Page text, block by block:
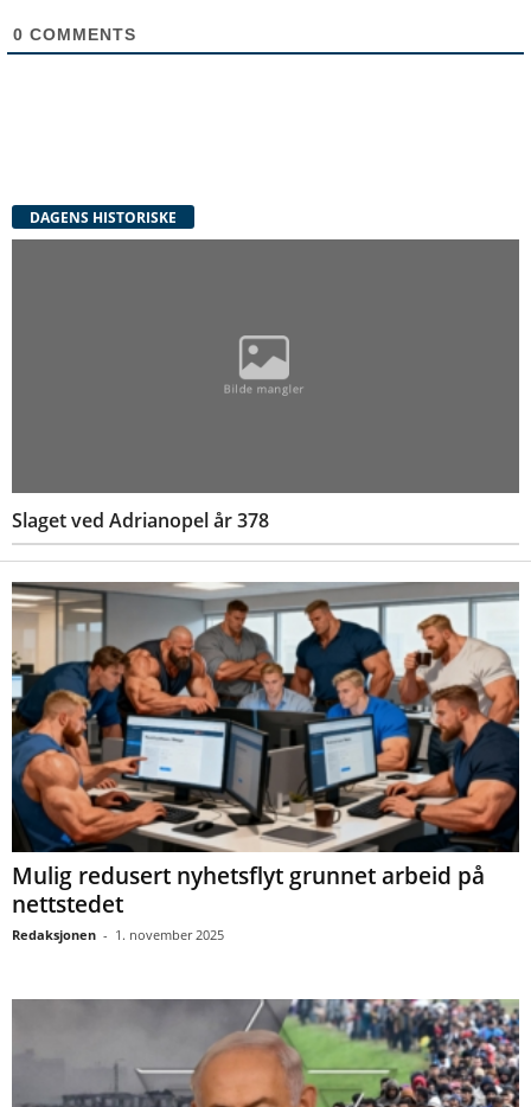
0 COMMENTS
DAGENS HISTORISKE
Slaget ved Adrianopel år 378
Mulig redusert nyhetsflyt grunnet arbeid på
nettstedet
Redaksjonen - 1. november 2025